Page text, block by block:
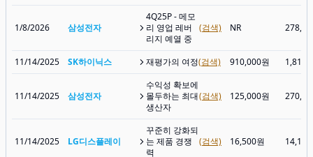
1/8/2026 삼성전자
4Q25P - 메모
리 영업 레버
리지 예열 중
(검색) NR
11/14/2025 SK하이닉스 재평가의 여정(검색) 910,000원
11/14/2025 삼성전자
수익성 확보에
몰두하는 최대
생산자
(검색) 125,000원
11/14/2025 LG디스플레이
꾸준히 강화되
는 제품 경쟁
력
(검색) 16,500원